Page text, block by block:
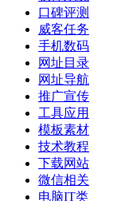
口碑评测
威客任务
手机数码
网址目录
网址导航
推广宣传
工具应用
模板素材
技术教程
下载网站
微信相关
电脑IT类